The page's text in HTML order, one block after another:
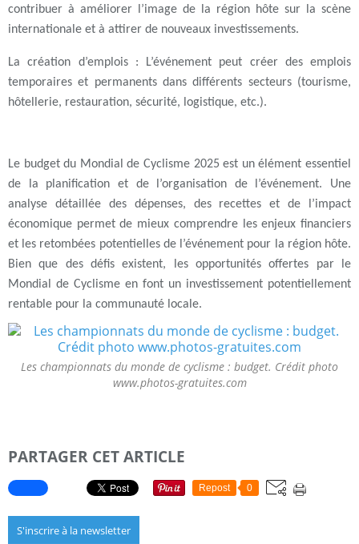
contribuer à améliorer l’image de la région hôte sur la scène
internationale et à attirer de nouveaux investissements.
La création d’emplois: L’événement peut créer des emplois
temporaires et permanents dans différents secteurs (tourisme,
hôtellerie, restauration, sécurité, logistique, etc.).
Le budget du Mondial de Cyclisme 2025 est un élément essentiel
de la planification et de l’organisation de l’événement. Une
analyse détaillée des dépenses, des recettes et de l’impact
économique permet de mieux comprendre les enjeux financiers
et les retombées potentielles de l’événement pour la région hôte.
Bien que des défis existent, les opportunités offertes par le
Mondial de Cyclisme en font un investissement potentiellement
rentable pour la communauté locale.
Les championnats du monde de cyclisme : budget. Crédit photo
www.photos-gratuites.com
PARTAGER CET ARTICLE
Repost 0
S'inscrire à la newsletter